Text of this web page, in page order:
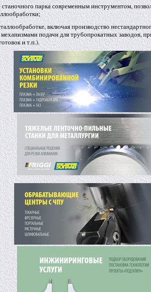
станочного парка современным инструментом,
включая производство
механизмами подачи для трубопрокатных заводов,
и т.п.).